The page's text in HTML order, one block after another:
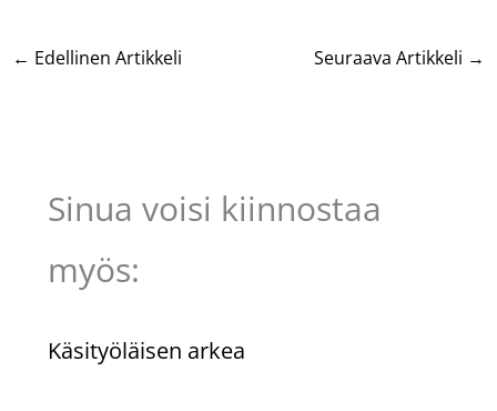
← Edellinen Artikkeli Seuraava Artikkeli →
Sinua voisi kiinnostaa
myös:
Käsityöläisen arkea